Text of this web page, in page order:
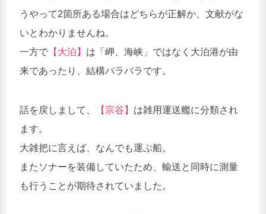
うやって2箇所ある場合はどちらが正解か、文献がな
いとわかりませんね。
一方で 【大泊】 は「岬、海峡」ではなく大泊港が由
来であったり、結構バラバラです。
話を戻しまして、 【宗谷】 は雑用運送艦に分類され
ます。
大雑把に言えば、なんでも運ぶ船。
またソナーを装備していたため、輸送と同時に測量
も行うことが期待されていました。